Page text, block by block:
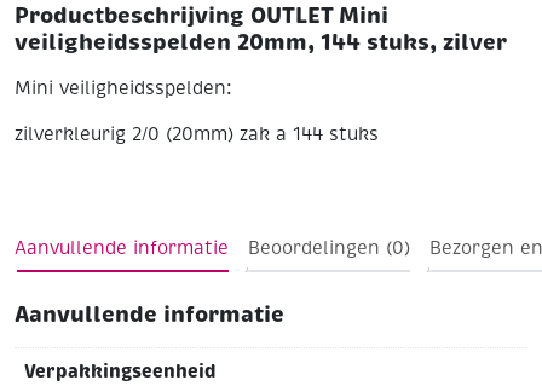
Productbeschrijving OUTLET Mini
veiligheidsspelden 20mm, 144 stuks, zilver
Mini veiligheidsspelden:
zilverkleurig 2/0 (20mm) zak a 144 stuks
Aanvullende informatie Beoordelingen (0) Bezorgen
Aanvullende informatie
Verpakkingseenheid